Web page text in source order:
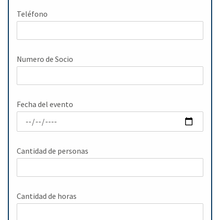
Teléfono
Numero de Socio
Fecha del evento
Cantidad de personas
Cantidad de horas